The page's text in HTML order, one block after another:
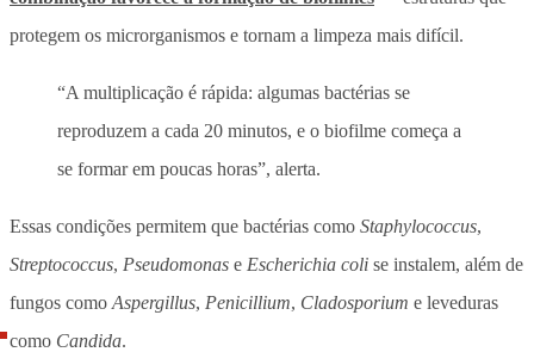
protegem os microrganismos e tornam a limpeza mais difícil.
“A multiplicação é rápida: algumas bactérias se
reproduzem a cada 20 minutos, e o biofilme começa a
se formar em poucas horas”, alerta.
Essas condições permitem que bactérias como Staphylococcus,
Streptococcus, Pseudomonas e Escherichia coli se instalem, além de
fungos como Aspergillus, Penicillium, Cladosporium e leveduras
como Candida.